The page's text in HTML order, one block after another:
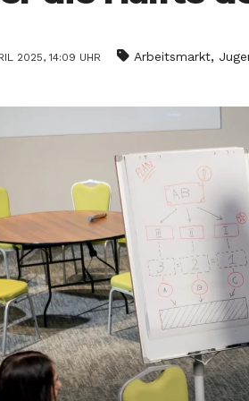
2025, 14:09 UHR Arbeitsmarkt,